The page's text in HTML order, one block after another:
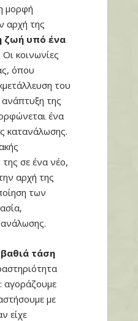
μορφή
αρχή της
ζωή υπό ένα
. Οι κοινωνίες
όπου
του
της
ένα
κατανάλωσης.
σε ένα νέο,
αρχή της
των
βαθιά τάση
αγοράζουμε
με
είχε